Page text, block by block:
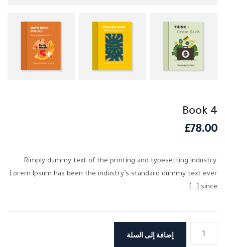
Book 4
£78.00
Rimply dummy text of the printing and typesetting industry.
Lorem Ipsum has been the industry’s standard dummy text ever
since […]
إضافة إلى السلة